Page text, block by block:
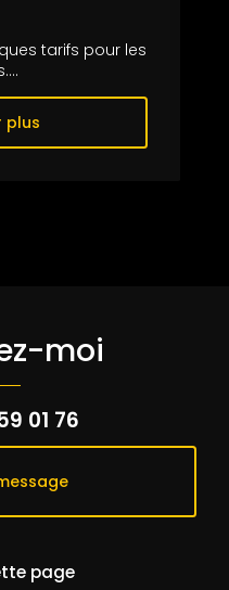
tarifs pour les
plus
moi
01 76
page